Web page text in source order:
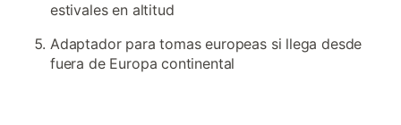
estivales en altitud
Adaptador para tomas europeas si llega desde
fuera de Europa continental